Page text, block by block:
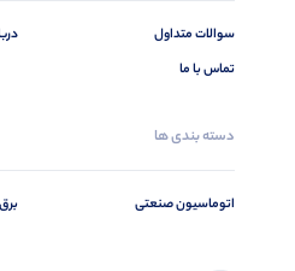
سوالات متداول
تماس با ما
دسته بندی ها
اتوماسیون صنعتی